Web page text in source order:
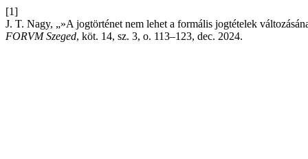
[1]
J. T. Nagy, „»A jogtörténet nem lehet a formális jogtételek
FORVM Szeged, köt. 14, sz. 3, o. 113–123, dec. 2024.